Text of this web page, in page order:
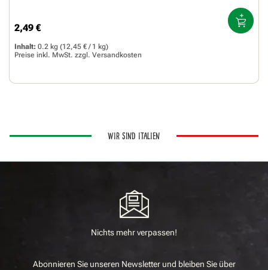
Regulärer Preis:
2,49 €
Inhalt: 0.2 kg (12,45 € / 1 kg)
Preise inkl. MwSt. zzgl. Versandkosten
WIR SIND ITALIEN
Nichts mehr verpassen!
Abonnieren Sie unseren Newsletter und bleiben Sie über